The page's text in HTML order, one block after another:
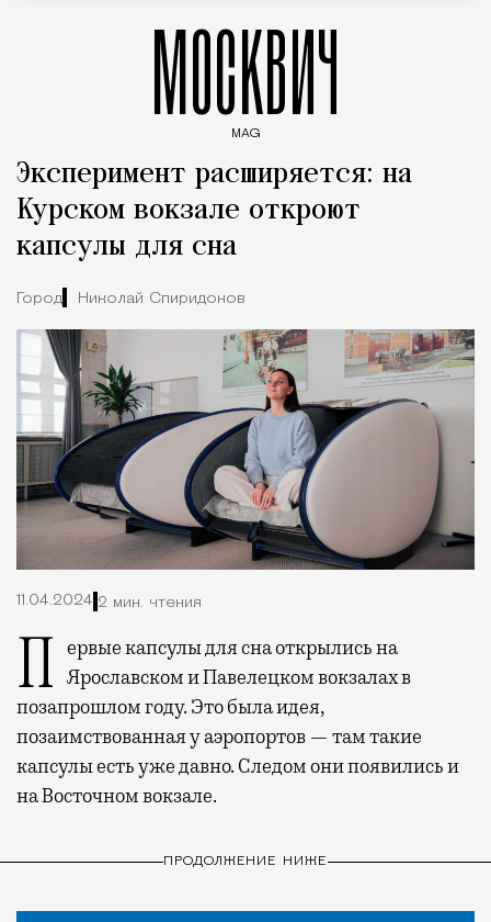
МОСКВИЧ
MAG
Эксперимент расширяется: на
Курском вокзале откроют
капсулы для сна
Город Николай Спиридонов
11.04.2024 2 мин. чтения
Первые капсулы для сна открылись на Ярославском и Павелецком вокзалах в
позапрошлом году. Это была идея,
позаимствованная у аэропортов — там такие
капсулы есть уже давно. Следом они появились и
на Восточном вокзале.
ПРОДОЛЖЕНИЕ НИЖЕ